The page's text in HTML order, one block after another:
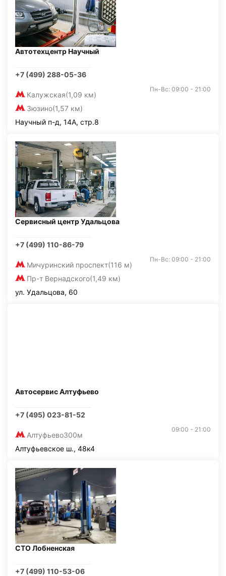
Автотехцентр Научный
+7 (499) 288-05-36
Калужская(1,09 км)
Зюзино(1,57 км)
Пн-Вс: 09:00 - 21:00
Научный п-д, 14А, стр.8
Сервисный центр Удальцова
+7 (499) 110-86-79
Мичуринский проспект(116 м)
Пр-т Вернадского(1,49 км)
Пн-Вс: 09:00 - 21:00
ул. Удальцова, 60
Автосервис Алтуфьево
+7 (495) 023-81-52
Алтуфьево300м
09:00 - 21:00
Алтуфьевское ш., 48к4
СТО Лобненская
+7 (499) 110-53-06